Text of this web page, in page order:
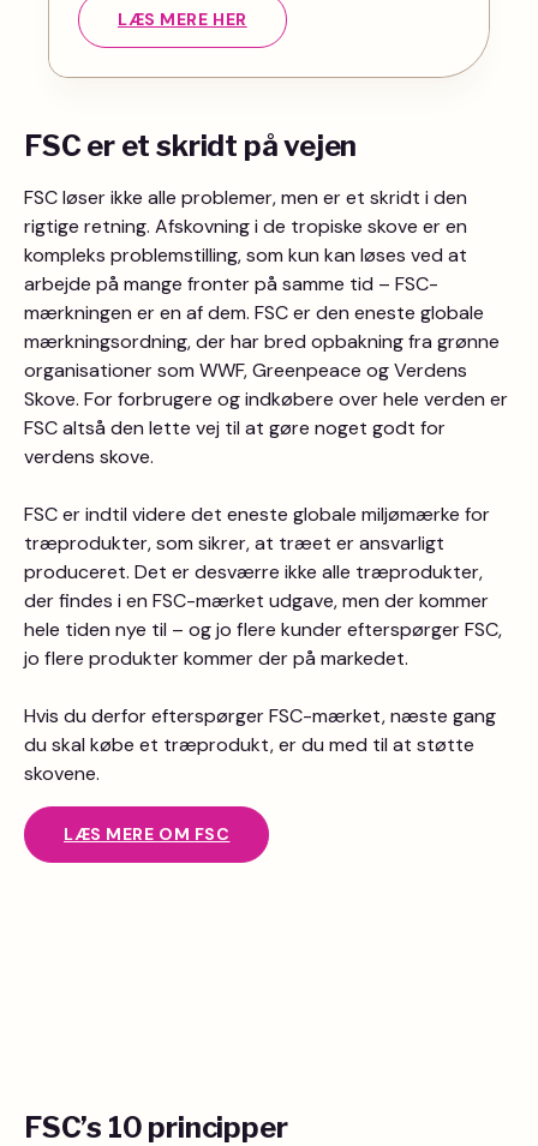
LÆS MERE HER
FSC er et skridt på vejen
FSC løser ikke alle problemer, men er et skridt i den
rigtige retning. Afskovning i de tropiske skove er en
kompleks problemstilling, som kun kan løses ved at
arbejde på mange fronter på samme tid – FSC-
mærkningen er en af dem. FSC er den eneste globale
mærkningsordning, der har bred opbakning fra grønne
organisationer som WWF, Greenpeace og Verdens
Skove. For forbrugere og indkøbere over hele verden er
FSC altså den lette vej til at gøre noget godt for
verdens skove.
FSC er indtil videre det eneste globale miljømærke for
træprodukter, som sikrer, at træet er ansvarligt
produceret. Det er desværre ikke alle træprodukter,
der findes i en FSC-mærket udgave, men der kommer
hele tiden nye til – og jo flere kunder efterspørger FSC,
jo flere produkter kommer der på markedet.
Hvis du derfor efterspørger FSC-mærket, næste gang
du skal købe et træprodukt, er du med til at støtte
skovene.
LÆS MERE OM FSC
FSC’s 10 principper